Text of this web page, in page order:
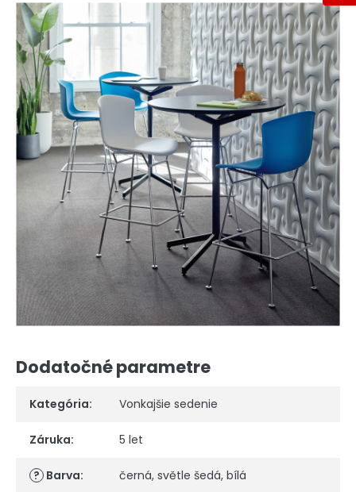
Dodatočné parametre
Kategória: Vonkajšie sedenie
Záruka: 5 let
? Barva: černá, světle šedá, bílá